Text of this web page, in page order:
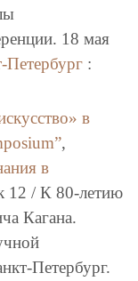
18 мая
Петербург:
в
,
в
12 / К 80-летию
Кагана.
Петербург.